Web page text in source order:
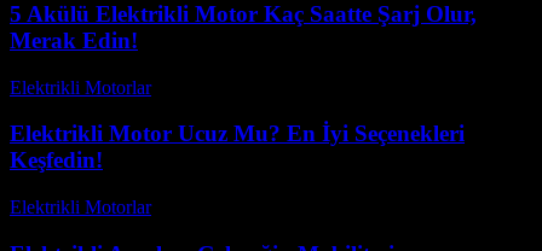
5 Akülü Elektrikli Motor Kaç Saatte Şarj Olur,
Merak Edin!
Elektrikli Motorlar-
Elektrikli Motor Ucuz Mu? En İyi Seçenekleri
Keşfedin!
Elektrikli Motorlar-